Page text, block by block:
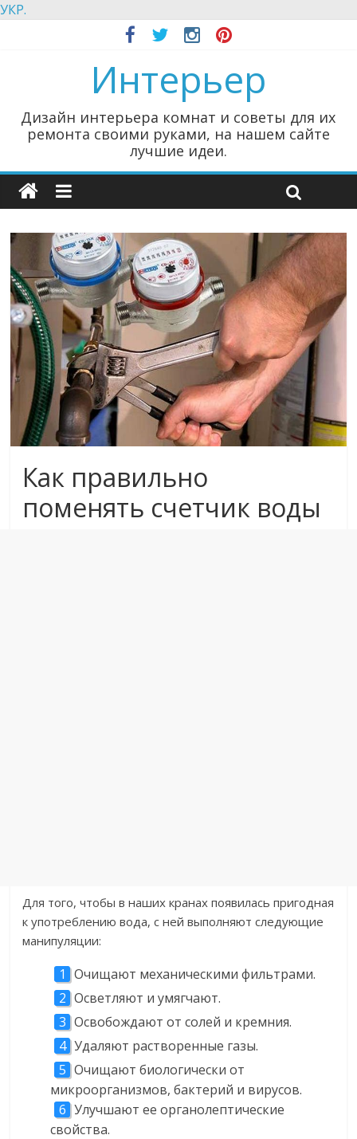
УКР.
Интерьер
Дизайн интерьера комнат и советы для их
ремонта своими руками, на нашем сайте
лучшие идеи.
Как правильно
поменять счетчик воды
Для того, чтобы в наших кранах появилась пригодная
к употреблению вода, с ней выполняют следующие
манипуляции:
Очищают механическими фильтрами.
Осветляют и умягчают.
Освобождают от солей и кремния.
Удаляют растворенные газы.
Очищают биологически от
микроорганизмов, бактерий и вирусов.
Улучшают ее органолептические
свойства.